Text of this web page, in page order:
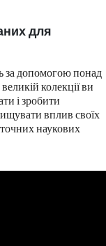
для
за допомогою понад
колекції ви
і зробити
вплив своїх
наукових